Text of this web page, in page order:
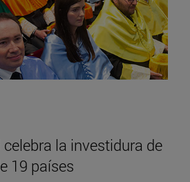
la investidura de
19 países